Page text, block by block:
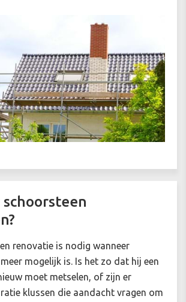
renovatie is nodig wanneer
mogelijk is. Is het zo dat hij een
moet metselen, of zijn er
klussen die aandacht vragen om